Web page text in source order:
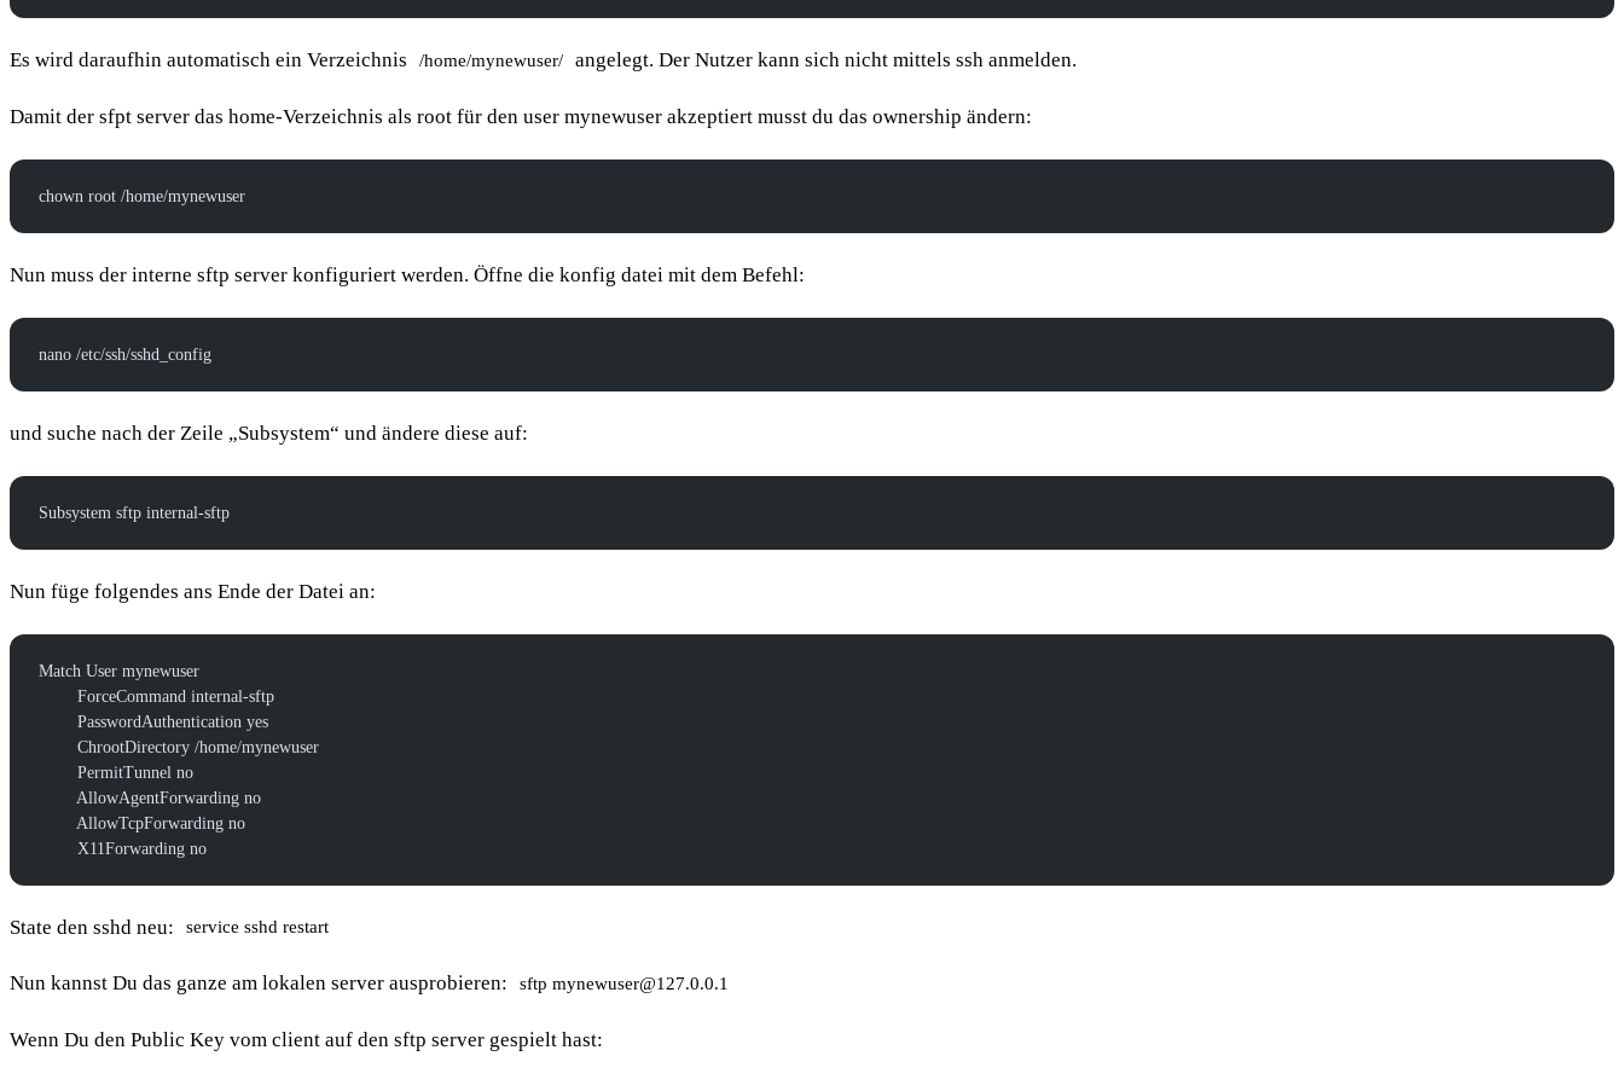
Es wird daraufhin automatisch ein Verzeichnis /home/mynewuser/ angelegt. Der Nutzer kann sich nicht mittels ssh anmelden.
Damit der sfpt server das home-Verzeichnis als root für den user mynewuser akzeptiert musst du das ownership ändern:
chown root /home/mynewuser
Nun muss der interne sftp server konfiguriert werden. Öffne die konfig datei mit dem Befehl:
nano /etc/ssh/sshd_config
und suche nach der Zeile „Subsystem“ und ändere diese auf:
Subsystem sftp internal-sftp
Nun füge folgendes ans Ende der Datei an:
Match User mynewuser
        ForceCommand internal-sftp
        PasswordAuthentication yes
        ChrootDirectory /home/mynewuser
        PermitTunnel no
        AllowAgentForwarding no
        AllowTcpForwarding no
        X11Forwarding no
State den sshd neu: service sshd restart
Nun kannst Du das ganze am lokalen server ausprobieren: sftp mynewuser@127.0.0.1
Wenn Du den Public Key vom client auf den sftp server gespielt hast: